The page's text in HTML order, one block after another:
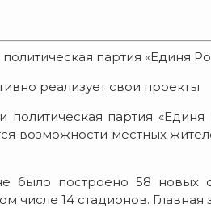
партия «Единя
реализует свои проекты
партия
возможности местных
было построено 58
числе 14 стадионов.